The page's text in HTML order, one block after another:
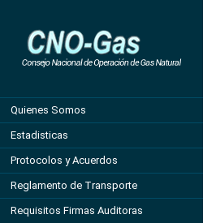
Quienes Somos
Estadisticas
Protocolos y Acuerdos
Reglamento de Transporte
Requisitos Firmas Auditoras